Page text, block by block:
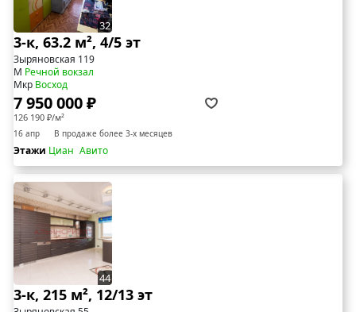
32
3-к, 63.2 м², 4/5 эт
Зыряновская 119
М Речной вокзал
Мкр Восход
7 950 000 ₽
126 190 ₽/м²
16 апр В продаже более 3-х месяцев
Этажи Циан Авито
44
3-к, 215 м², 12/13 эт